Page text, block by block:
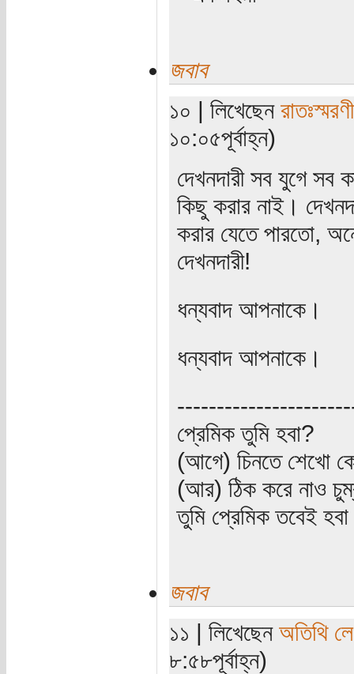
জবাব
১০ | লিখেছেন
১০:০৫পূর্বাহ্ন)
দেখনদারী সব যুগে সব
কিছু করার নাই।
করার যেতে পারতো,
দেখনদারী!
ধন্যবাদ আপনাকে।
ধন্যবাদ আপনাকে।
প্রেমিক তুমি হবা?
(আগে) চিনতে শেখো
(আর) ঠিক করে নাও
তুমি প্রেমিক তবেই
জবাব
১১ | লিখেছেন অতিথি
৮:৫৮পূর্বাহ্ন)